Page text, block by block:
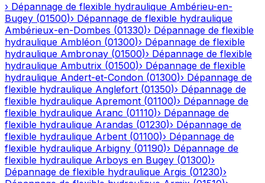
› Dépannage de flexible hydraulique Ambérieu-en-
Bugey (01500)› Dépannage de flexible hydraulique
Ambérieux-en-Dombes (01330)› Dépannage de flexible
hydraulique Ambléon (01300)› Dépannage de flexible
hydraulique Ambronay (01500)› Dépannage de flexible
hydraulique Ambutrix (01500)› Dépannage de flexible
hydraulique Andert-et-Condon (01300)› Dépannage de
flexible hydraulique Anglefort (01350)› Dépannage de
flexible hydraulique Apremont (01100)› Dépannage de
flexible hydraulique Aranc (01110)› Dépannage de
flexible hydraulique Arandas (01230)› Dépannage de
flexible hydraulique Arbent (01100)› Dépannage de
flexible hydraulique Arbigny (01190)› Dépannage de
flexible hydraulique Arboys en Bugey (01300)›
Dépannage de flexible hydraulique Argis (01230)›